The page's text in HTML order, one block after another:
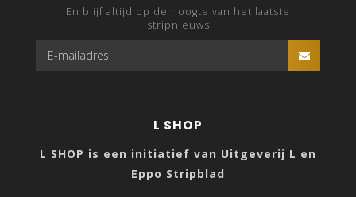
En blijf altijd op de hoogte van het laatste
stripnieuws
L SHOP
L SHOP is een initiatief van Uitgeverij L en
Eppo Stripblad